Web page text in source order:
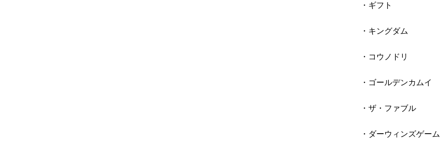
・ギフト
・キングダム
・コウノドリ
・ゴールデンカムイ
・ザ・ファブル
・ダーウィンズゲーム